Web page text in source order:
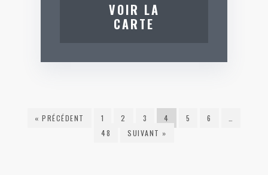
VOIR LA
CARTE
« PRÉCÉDENT 1 2 3 4 5 6
48
SUIVANT »